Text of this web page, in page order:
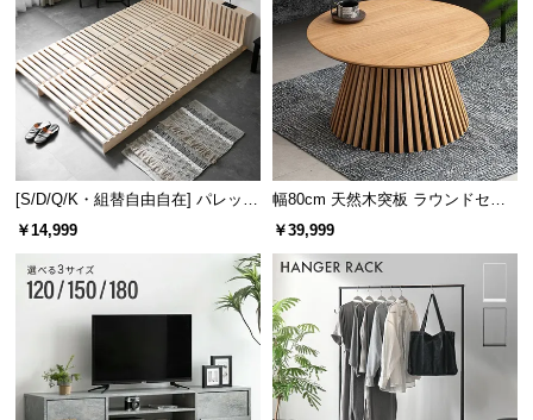
[S/D/Q/K・組替自由自在] パレット
ベッド 8/12/16枚セット
￥14,999
幅80cm 天然木突板 ラウンドセン
ターテーブル 美しい格子デザイン
￥39,999